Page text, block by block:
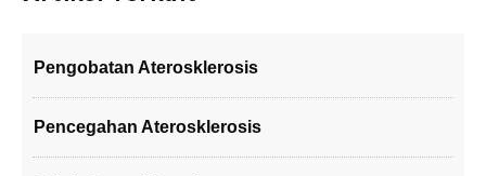
Pengobatan Aterosklerosis
Pencegahan Aterosklerosis